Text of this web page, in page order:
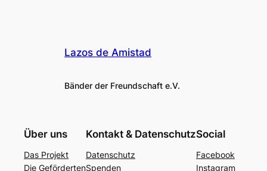
Lazos de Amistad
Bänder der Freundschaft e.V.
Über uns
Das Projekt
Die Geförderten
Kontakt & Datenschutz
Datenschutz
Spenden
Social
Facebook
Instagram